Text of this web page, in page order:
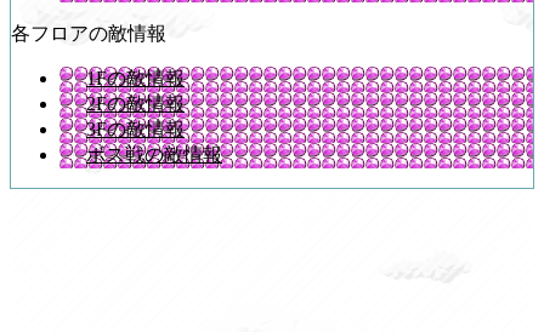
各フロアの敵情報
1Fの敵情報
2Fの敵情報
3Fの敵情報
ボス戦の敵情報